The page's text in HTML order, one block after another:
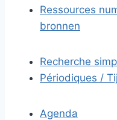
Ressources
bronnen
Recherche
Périodiques /
Agenda